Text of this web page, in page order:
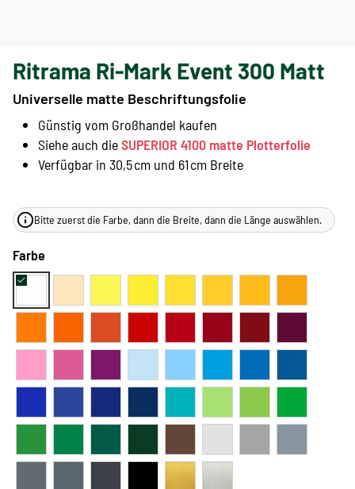
Ritrama Ri-Mark Event 300 Matt
Universelle matte Beschriftungsfolie
Günstig vom Großhandel kaufen
Siehe auch dieSUPERIOR 4100 matte Plotterfolie
Verfügbar in 30,5 cm und 61 cm Breite
Bitte zuerst die Farbe, dann die Breite, dann die Länge auswählen.
Farbe